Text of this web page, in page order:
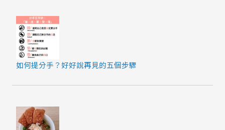
如何提分手？好好說再見的五個步驟